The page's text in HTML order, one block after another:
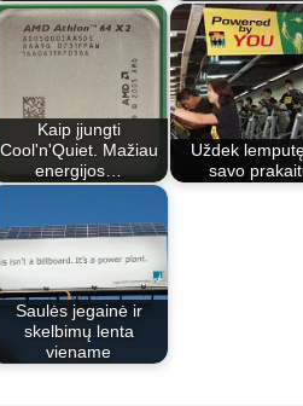
Kaip įjungti
Cool'n'Quiet. Mažiau
energijos…
Uždek
savo
Saulės jegainė ir
skelbimų lenta
viename